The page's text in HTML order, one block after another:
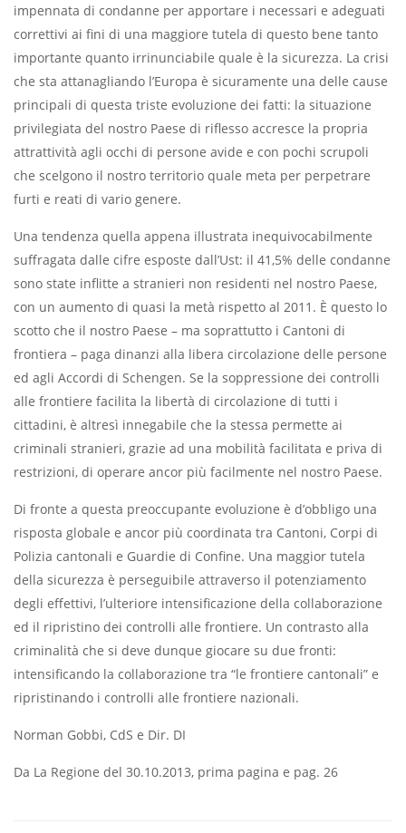
impennata di condanne per apportare i necessari e adeguati
correttivi ai ﬁni di una maggiore tutela di questo bene tanto
importante quanto irrinunciabile quale è la sicurezza. La crisi
che sta attanagliando l’Europa è sicuramente una delle cause
principali di questa triste evoluzione dei fatti: la situazione
privilegiata del nostro Paese di riﬂesso accresce la propria
attrattività agli occhi di persone avide e con pochi scrupoli
che scelgono il nostro territorio quale meta per perpetrare
furti e reati di vario genere.
Una tendenza quella appena illustrata inequivocabilmente
suffragata dalle cifre esposte dall’Ust: il 41,5% delle condanne
sono state inﬂitte a stranieri non residenti nel nostro Paese,
con un aumento di quasi la metà rispetto al 2011. È questo lo
scotto che il nostro Paese – ma soprattutto i Cantoni di
frontiera – paga dinanzi alla libera circolazione delle persone
ed agli Accordi di Schengen. Se la soppressione dei controlli
alle frontiere facilita la libertà di circolazione di tutti i
cittadini, è altresì innegabile che la stessa permette ai
criminali stranieri, grazie ad una mobilità facilitata e priva di
restrizioni, di operare ancor più facilmente nel nostro Paese.
Di fronte a questa preoccupante evoluzione è d’obbligo una
risposta globale e ancor più coordinata tra Cantoni, Corpi di
Polizia cantonali e Guardie di Conﬁne. Una maggior tutela
della sicurezza è perseguibile attraverso il potenziamento
degli effettivi, l’ulteriore intensiﬁcazione della collaborazione
ed il ripristino dei controlli alle frontiere. Un contrasto alla
criminalità che si deve dunque giocare su due fronti:
intensiﬁcando la collaborazione tra “le frontiere cantonali” e
ripristinando i controlli alle frontiere nazionali.
Norman Gobbi, CdS e Dir. DI
Da La Regione del 30.10.2013, prima pagina e pag. 26